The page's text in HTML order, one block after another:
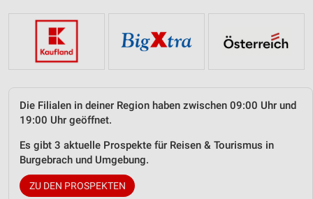
Die Filialen in deiner Region haben zwischen 09:00 Uhr und
19:00 Uhr geöffnet.
Es gibt 3 aktuelle Prospekte für Reisen & Tourismus in
Burgebrach und Umgebung.
ZU DEN PROSPEKTEN